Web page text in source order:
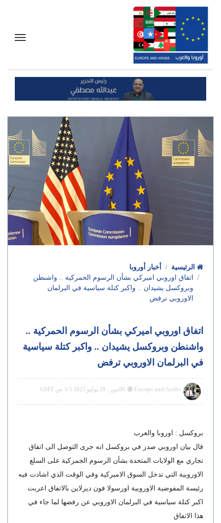
أخبار أوروبا
اتفاق اوروبي اميركي بشأن الرسوم الحمركية .. واشنطن
وبروكسل يشيدان .. واكبر كتلة سياسية في البرلمان
الاوروبي ترفض
اتفاق اوروبي اميركي بشأن الرسوم الحمركية ..
واشنطن وبروكسل يشيدان .. واكبر كتلة سياسية
في البرلمان الاوروبي ترفض
Europe and Arabs الاثنين , 28 يوليو 2025 3:5 ص GMT
بروكسل : اوروبا والعرب
قال بيان اوروبي صدر في بروكسل انه جرى التوصل الى اتفاق
تجاري مع الولايات المتحدة بشأن الرسوم الجمركية على السلع
الاوروبية التي تدخل السوق الاميركية وفي الوقت الذي اشادت فيه
رئيسة المفوضية الاوروبية اورسولا فون ديرلاين بالاتفاق اعربت
اكبر كتلة سياسية في البرلمان الاوروبي عن رفضها لما جاء في
هذا الاتفاق